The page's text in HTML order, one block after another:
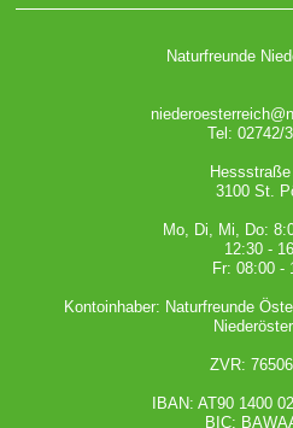
Naturfreunde
Tel: 02742/
3100 St.
Mo, Di, Mi, Do:
12:30 -
Fr: 08:00 -
Kontoinhaber: Naturfreunde
ZVR:
IBAN: AT90 1400
BIC: